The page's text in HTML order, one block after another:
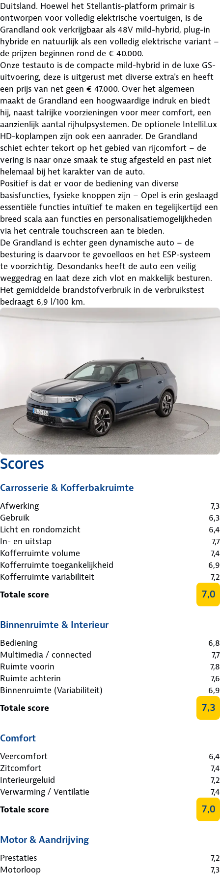
Duitsland. Hoewel het Stellantis-platform primair is
ontworpen voor volledig elektrische voertuigen, is de
Grandland ook verkrijgbaar als 48V mild-hybrid, plug-in
hybride en natuurlijk als een volledig elektrische variant –
de prijzen beginnen rond de € 40.000.
Onze testauto is de compacte mild-hybrid in de luxe GS-
uitvoering, deze is uitgerust met diverse extra's en heeft
een prijs van net geen € 47.000. Over het algemeen
maakt de Grandland een hoogwaardige indruk en biedt
hij, naast talrijke voorzieningen voor meer comfort, een
aanzienlijk aantal rijhulpsystemen. De optionele IntelliLux
HD-koplampen zijn ook een aanrader. De Grandland
schiet echter tekort op het gebied van rijcomfort – de
vering is naar onze smaak te stug afgesteld en past niet
helemaal bij het karakter van de auto.
Positief is dat er voor de bediening van diverse
basisfuncties, fysieke knoppen zijn – Opel is erin geslaagd
essentiële functies intuïtief te maken en tegelijkertijd een
breed scala aan functies en personalisatiemogelijkheden
via het centrale touchscreen aan te bieden.
De Grandland is echter geen dynamische auto – de
besturing is daarvoor te gevoelloos en het ESP-systeem
te voorzichtig. Desondanks heeft de auto een veilig
weggedrag en laat deze zich vlot en makkelijk besturen.
Het gemiddelde brandstofverbruik in de verbruikstest
bedraagt ​​6,9 l/100 km.
Scores
Carrosserie & Kofferbakruimte
Afwerking
7,3
Gebruik
6,3
Licht en rondomzicht
6,4
In- en uitstap
7,7
Kofferruimte volume
7,4
Kofferruimte toegankelijkheid
6,9
Kofferruimte variabiliteit
7,2
Totale score
7,0
Binnenruimte & Interieur
Bediening
6,8
Multimedia / connected
7,7
Ruimte voorin
7,8
Ruimte achterin
7,6
Binnenruimte (Variabiliteit)
6,9
Totale score
7,3
Comfort
Veercomfort
6,4
Zitcomfort
7,4
Interieurgeluid
7,2
Verwarming / Ventilatie
7,4
Totale score
7,0
Motor & Aandrijving
Prestaties
7,2
Motorloop
7,3